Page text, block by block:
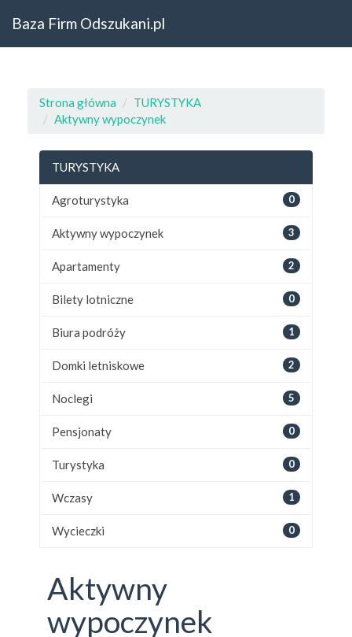
Baza Firm Odszukani.pl
Strona główna
TURYSTYKA
Aktywny wypoczynek
TURYSTYKA
0
Agroturystyka
3
Aktywny wypoczynek
2
Apartamenty
0
Bilety lotniczne
1
Biura podróży
2
Domki letniskowe
5
Noclegi
0
Pensjonaty
0
Turystyka
1
Wczasy
0
Wycieczki
Aktywny
wypoczynek